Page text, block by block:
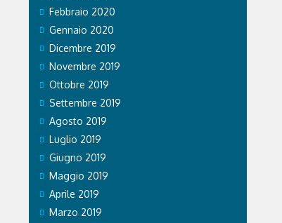
Febbraio 2020
Gennaio 2020
Dicembre 2019
Novembre 2019
Ottobre 2019
Settembre 2019
Agosto 2019
Luglio 2019
Giugno 2019
Maggio 2019
Aprile 2019
Marzo 2019